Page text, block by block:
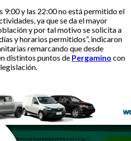
9:00 y las 22:00 no está permitido el
ya que se da el mayor
y por tal motivo se solicita a
y horarios permitidos”, indicaron
remarcando que desde
distintos puntos de Pergamino con